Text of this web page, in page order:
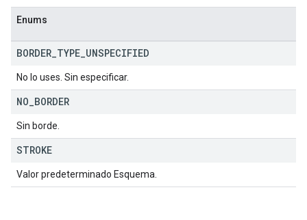
Enums
BORDER TYPE UNSPECIFIED
No lo uses. Sin especificar.
NO BORDER
Sin borde.
STROKE
Valor predeterminado Esquema.